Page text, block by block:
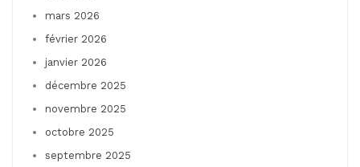
mars 2026
février 2026
janvier 2026
décembre 2025
novembre 2025
octobre 2025
septembre 2025